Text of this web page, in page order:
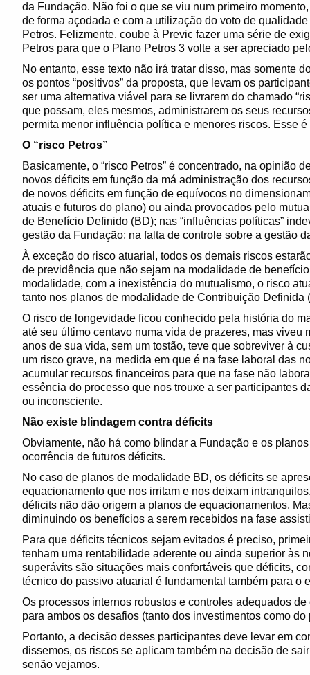
da Fundação. Não foi o que se viu num primeiro
de forma açodada e com a utilização do voto de
Petros. Felizmente, coube à Previc fazer uma série de
Petros para que o Plano Petros 3 volte a ser apreciado
No entanto, esse texto não irá tratar disso, mas somente
os pontos “positivos” da proposta, que levam os
ser uma alternativa viável para se livrarem do chamado
que possam, eles mesmos, administrarem os seus
permita menor influência política e menores riscos. Esse
O “risco Petros”
Basicamente, o “risco Petros” é concentrado, na opinião
novos déficits em função da má administração dos
de novos déficits em função de equívocos no
atuais e futuros do plano) ou ainda provocados pelo
de Benefício Definido (BD); nas “influências políticas”
gestão da Fundação; na falta de controle sobre a gestão
À exceção do risco atuarial, todos os demais riscos
de previdência que não sejam na modalidade de
modalidade, com a inexistência do mutualismo, o risco
tanto nos planos de modalidade de Contribuição Definida
O risco de longevidade ficou conhecido pela história do
até seu último centavo numa vida de prazeres, mas viveu
anos de sua vida, sem um tostão, teve que sobreviver à
um risco grave, na medida em que é na fase laboral das
acumular recursos financeiros para que na fase não
essência do processo que nos trouxe a ser participantes
ou inconsciente.
Não existe blindagem contra déficits
Obviamente, não há como blindar a Fundação e os
ocorrência de futuros déficits.
No caso de planos de modalidade BD, os déficits se
equacionamento que nos irritam e nos deixam
déficits não dão origem a planos de equacionamentos.
diminuindo os benefícios a serem recebidos na fase
Para que déficits técnicos sejam evitados é preciso,
tenham uma rentabilidade aderente ou ainda superior às
superávits são situações mais confortáveis que déficits,
técnico do passivo atuarial é fundamental também para o
Os processos internos robustos e controles adequados
para ambos os desafios (tanto dos investimentos como
Portanto, a decisão desses participantes deve levar em
dissemos, os riscos se aplicam também na decisão de
senão vejamos.